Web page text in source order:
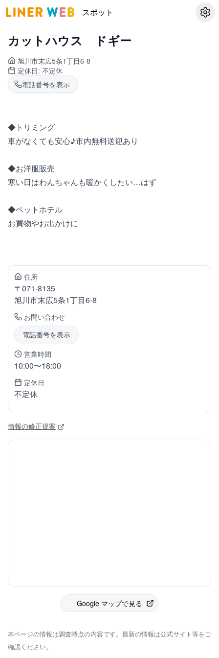
スポット 設定
カットハウス ドギー
旭川市末広5条1丁目6-8
定休日: 不定休
電話番号を表示
◆トリミング
車がなくても安心♪市内無料送迎あり
◆お洋服販売
寒い日はわんちゃんも暖かくしたい…はず
◆ペットホテル
お買物やお出かけに
住所
〒071-8135
旭川市末広5条1丁目6-8
お問い合わせ
電話番号を表示
営業時間
10:00〜18:00
定休日
不定休
情報の修正提案
Google マップで見る
本ページの情報は調査時点の内容です。最新の情報は公式サイト等をご
確認ください。